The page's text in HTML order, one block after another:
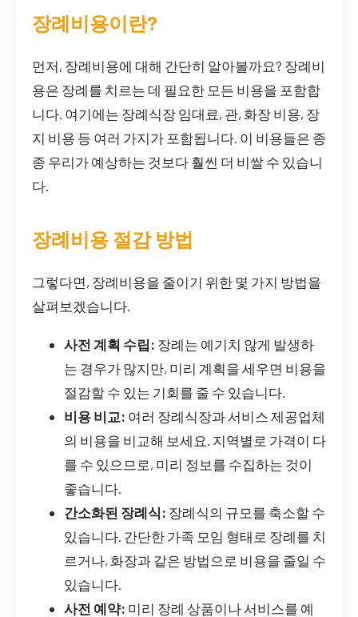
장례비용이란?
먼저, 장례비용에 대해 간단히 알아볼까요? 장례비
용은 장례를 치르는 데 필요한 모든 비용을 포함합
니다. 여기에는 장례식장 임대료, 관, 화장 비용, 장
지 비용 등 여러 가지가 포함됩니다. 이 비용들은 종
종 우리가 예상하는 것보다 훨씬 더 비쌀 수 있습니
다.
장례비용 절감 방법
그렇다면, 장례비용을 줄이기 위한 몇 가지 방법을
살펴보겠습니다.
사전 계획 수립: 장례는 예기치 않게 발생하
는 경우가 많지만, 미리 계획을 세우면 비용을
절감할 수 있는 기회를 줄 수 있습니다.
비용 비교: 여러 장례식장과 서비스 제공업체
의 비용을 비교해 보세요. 지역별로 가격이 다
를 수 있으므로, 미리 정보를 수집하는 것이
좋습니다.
간소화된 장례식: 장례식의 규모를 축소할 수
있습니다. 간단한 가족 모임 형태로 장례를 치
르거나, 화장과 같은 방법으로 비용을 줄일 수
있습니다.
사전 예약: 미리 장례 상품이나 서비스를 예